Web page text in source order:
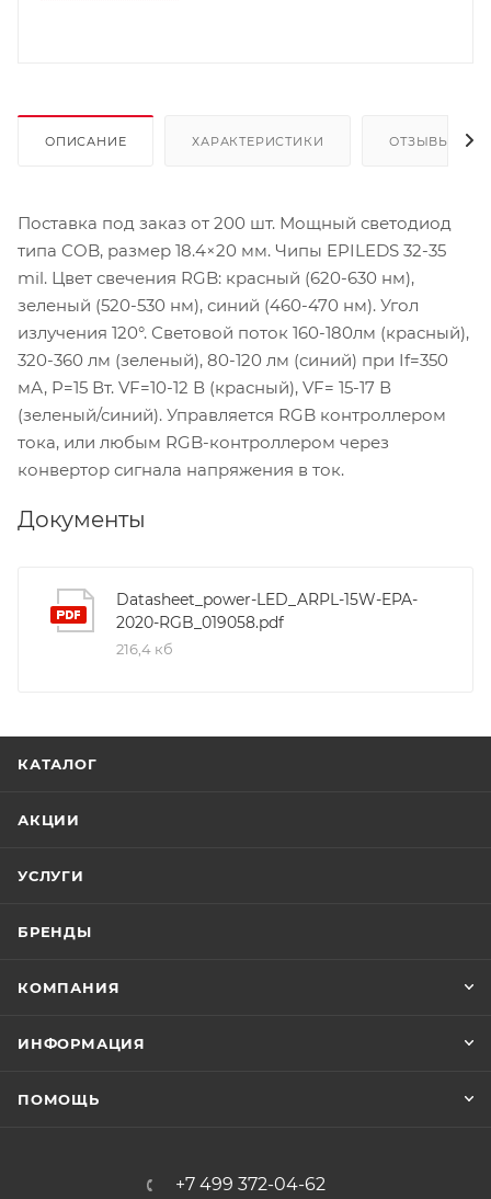
ОПИСАНИЕ ХАРАКТЕРИСТИКИ ОТЗЫВЫ
Поставка под заказ от 200 шт. Мощный светодиод
типа COB, размер 18.4×20 мм. Чипы EPILEDS 32-35
mil. Цвет свечения RGB: красный (620-630 нм),
зеленый (520-530 нм), синий (460-470 нм). Угол
излучения 120°. Световой поток 160-180лм (красный),
320-360 лм (зеленый), 80-120 лм (синий) при If=350
мА, P=15 Вт. VF=10-12 В (красный), VF= 15-17 В
(зеленый/синий). Управляется RGB контроллером
тока, или любым RGB-контроллером через
конвертор сигнала напряжения в ток.
Документы
Datasheet_power-LED_ARPL-15W-EPA-
2020-RGB_019058.pdf
216,4 кб
КАТАЛОГ
АКЦИИ
УСЛУГИ
БРЕНДЫ
КОМПАНИЯ
ИНФОРМАЦИЯ
ПОМОЩЬ
+7 499 372-04-62